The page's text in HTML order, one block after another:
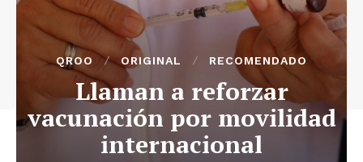
QROO ORIGINAL RECOMENDADO
Llaman a reforzar
vacunación por movilidad
internacional